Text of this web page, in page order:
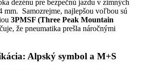
dezénu pre bezpečnú jazdu v zimných
mm. Samozrejme, najlepšou voľbou sú
3PMSF (Three Peak Mountain
že pneumatika prešla náročnými
Alpský symbol a M+S